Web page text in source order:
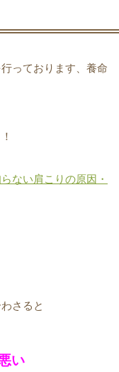
っております、養命
ない肩こりの原因・
さると
い